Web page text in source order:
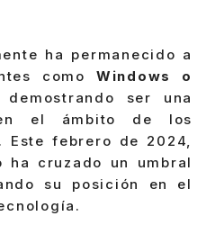
ha permanecido a
como Windows o
ser una
el ámbito de los
Este febrero de 2024,
ha cruzado un umbral
su posición en el